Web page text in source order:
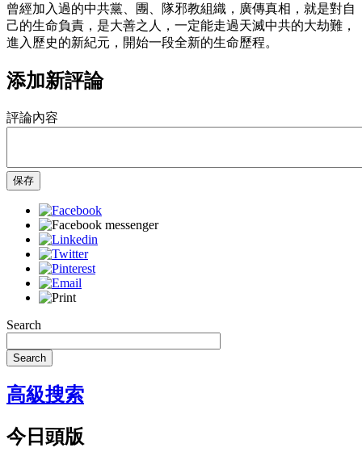
曾經加入過的中共黨、團、隊邪教組織，廣傳真相，就是對自
己的生命負責，是大善之人，一定能走過天滅中共的大劫難，
進入歷史的新紀元，開始一段全新的生命歷程。
添加新評論
評論內容
保存
Search
Search
高級搜索
今日頭版